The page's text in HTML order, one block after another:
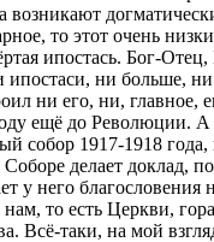
возникают
, то этот очень
ипостась. Бог-
ипостаси, ни
ни его, ни, главное,
ещё до Революции. А
собор 1917-1918
делает доклад,
у него
то есть Церкви,
Всё-таки, на мой